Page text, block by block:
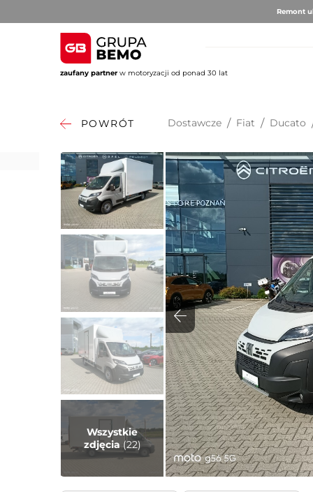
Remont
zaufany partner w motoryzacji od ponad 30 lat
AUTO BRUNO
Volvo Alfa
DS
Fiat
Jeep
Opel
POWRÓT Dostawcze / Fiat / Ducato
Wszystkie
zdjęcia (22)